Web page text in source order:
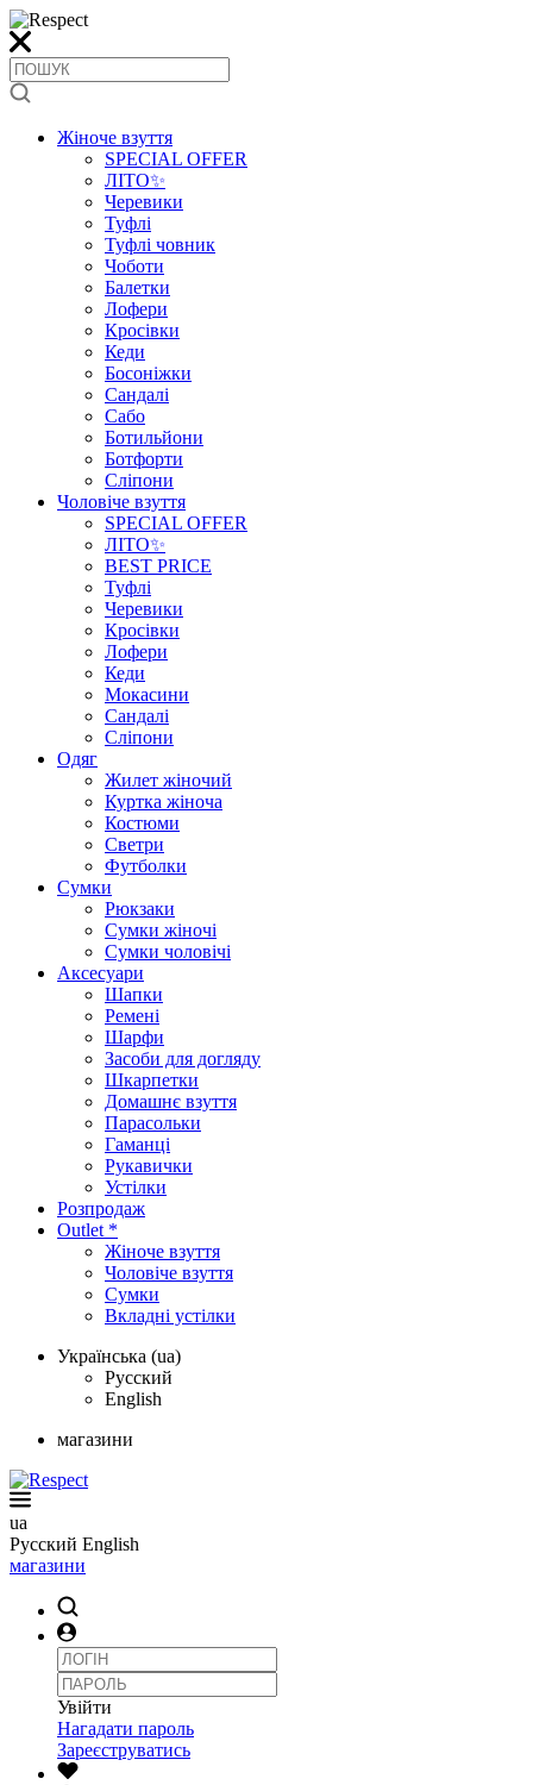
Жіноче взуття
SPECIAL OFFER
ЛІТО✨
Черевики
Туфлі
Туфлі човник
Чоботи
Балетки
Лофери
Кросівки
Кеди
Босоніжки
Сандалі
Сабо
Ботильйони
Ботфорти
Сліпони
Чоловіче взуття
SPECIAL OFFER
ЛІТО✨
BEST PRICE
Туфлі
Черевики
Кросівки
Лофери
Кеди
Мокасини
Сандалі
Сліпони
Одяг
Жилет жіночий
Куртка жіноча
Костюми
Светри
Футболки
Сумки
Рюкзаки
Сумки жіночі
Сумки чоловічі
Аксеcуари
Шапки
Ремені
Шарфи
Засоби для догляду
Шкарпетки
Домашнє взуття
Парасольки
Гаманці
Рукавички
Устілки
Розпродаж
Outlet *
Жіноче взуття
Чоловіче взуття
Сумки
Вкладні устілки
Українська (ua)
Русский
English
магазини
ua
Русский English
магазини
Увійти
Нагадати пароль
Зареєструватись